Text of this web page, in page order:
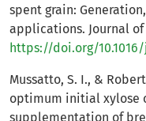
spent grain:
applications. Journal of
https://doi.org/10.1016/
Mussatto, S. I., &
optimum initial xylose
supplementation of